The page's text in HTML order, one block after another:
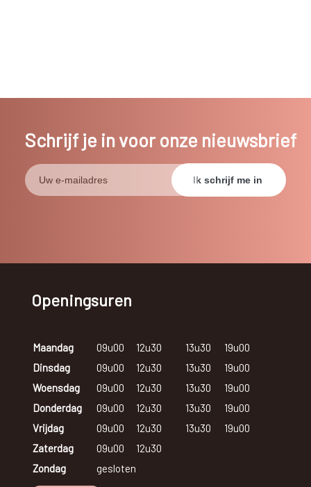
Schrijf je in voor onze nieuwsbrief
Openingsuren
Maandag 09u00 12u30 13u30
19u00
Dinsdag
09u00 12u30 13u30
19u00
Woensdag
09u00 12u30 13u30
19u00
Donderdag
09u00 12u30 13u30
19u00
Vrijdag
09u00 12u30 13u30
19u00
Zaterdag
09u00
12u30
Zondag
gesloten